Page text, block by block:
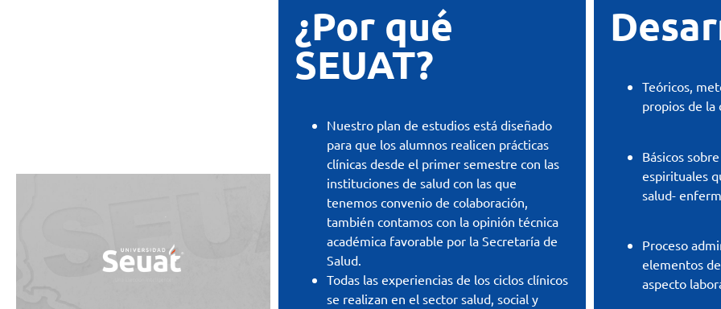
¿Por qué
SEUAT?
Nuestro plan de estudios está diseñado
para que los alumnos realicen prácticas
clínicas desde el primer semestre con las
instituciones de salud con las que
tenemos convenio de colaboración,
también contamos con la opinión técnica
académica favorable por la Secretaría de
Salud.
Todas las experiencias de los ciclos clínicos
se realizan en el sector salud, social y
Teóricos,
propios de la
Básicos
espirituales
salud-
Proceso
elementos
aspecto